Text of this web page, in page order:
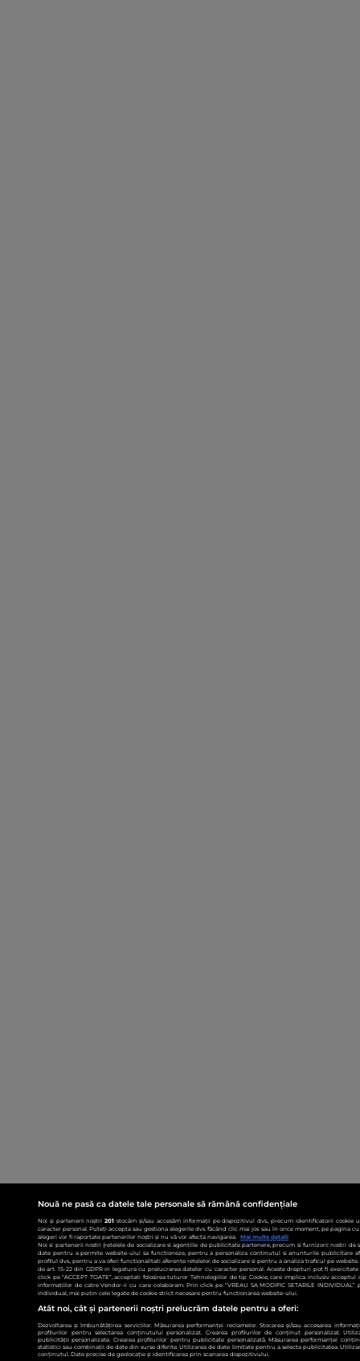
Nouă ne pasă ca datele tale personale să rămână confidențiale
Noi și partenerii noștri201 stocăm și/sau accesăm informații pe dispozitivul dvs., precum identificatorii
caracter personal. Puteți accepta sau gestiona alegerile dvs. făcând clic mai jos sau în orice moment, pe pagina
alegeri vor fi raportate partenerilor noștri și nu vă vor afecta navigarea.
Mai multe detalii
Noi si partenerii nostri (retelele de socializare si agentiile de publicitate partenere, precum si furnizorii nostri de
date pentru a permite website-ului sa functioneze, pentru a personaliza continutul si anunturile publicitare
profilul dvs., pentru a va oferi functionalitati aferente retelelor de socializare si pentru a analiza traficul pe
de art. 15-22 din GDPR in legatura cu prelucrarea datelor cu caracter personal. Aceste drepturi pot fi
click pe “ACCEPT TOATE”, acceptati folosirea tuturor Tehnologiilor de tip Cookie, care implica inclusiv acceptul
informatiilor de catre Vendor-ii cu care colaboram. Prin click pe “VREAU SA MODIFIC SETARILE
individual, mai putin cele legate de cookie strict necesare pentru functionarea website-ului.
Atât noi, cât și partenerii noștri prelucrăm datele pentru a oferi:
Dezvoltarea și îmbunătățirea serviciilor. Măsurarea performanței reclamelor. Stocarea și/sau accesarea
profilurilor pentru selectarea conținutului personalizat. Crearea profilurilor de conținut personalizat.
publicității personalizate. Crearea profilurilor pentru publicitate personalizată. Măsurarea performanței
statistici sau combinații de date din surse diferite. Utilizarea de date limitate pentru a selecta publicitatea.
conținutul. Date precise de geolocație și identificarea prin scanarea dispozitivului.